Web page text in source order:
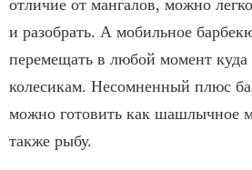
отличие от мангалов, можно
и разобрать. А мобильное
перемещать в любой момент куда
колесикам. Несомненный плюс
можно готовить как шашлычное
также рыбу.